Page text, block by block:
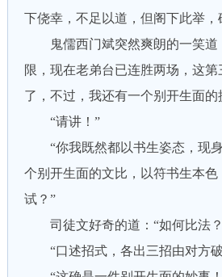
下侥幸，不足以道，但阁下此举，
鬼儒西门斌突然爽朗的一笑道
限，现在老弟台已连胜两场，这
了，不过，我还有一个别开生面的
“请讲！”
“你我既然都以书生姿态，现身
个别开生面的文比，以符书生本
试？”
司徒文好奇的道：“如何比法
“口述招式，各出三招由对方破